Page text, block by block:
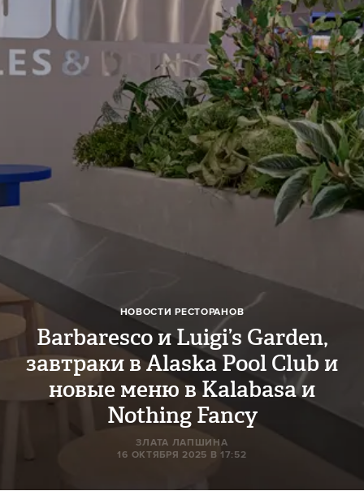
НОВОСТИ РЕСТОРАНОВ
Barbaresco и Luigi’s Garden,
завтраки в Alaska Pool Club и
новые меню в Kalabasa и
Nothing Fancy
ЗЛАТА ЛАПШИНА
16 ОКТЯБРЯ 2025 В 17:52